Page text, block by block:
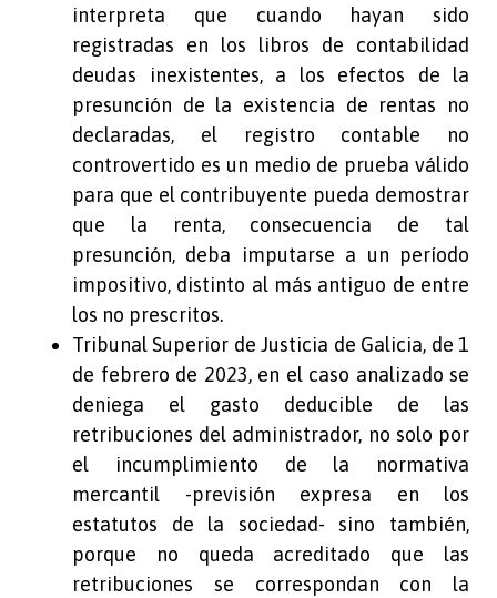
interpreta que cuando hayan sido
registradas en los libros de contabilidad
deudas inexistentes, a los efectos de la
presunción de la existencia de rentas no
declaradas, el registro contable no
controvertido es un medio de prueba válido
para que el contribuyente pueda demostrar
que la renta, consecuencia de tal
presunción, deba imputarse a un período
impositivo, distinto al más antiguo de entre
los no prescritos.
Tribunal Superior de Justicia de Galicia, de 1
de febrero de 2023, en el caso analizado se
deniega el gasto deducible de las
retribuciones del administrador, no solo por
el incumplimiento de la normativa
mercantil -previsión expresa en los
estatutos de la sociedad- sino también,
porque no queda acreditado que las
retribuciones se correspondan con la